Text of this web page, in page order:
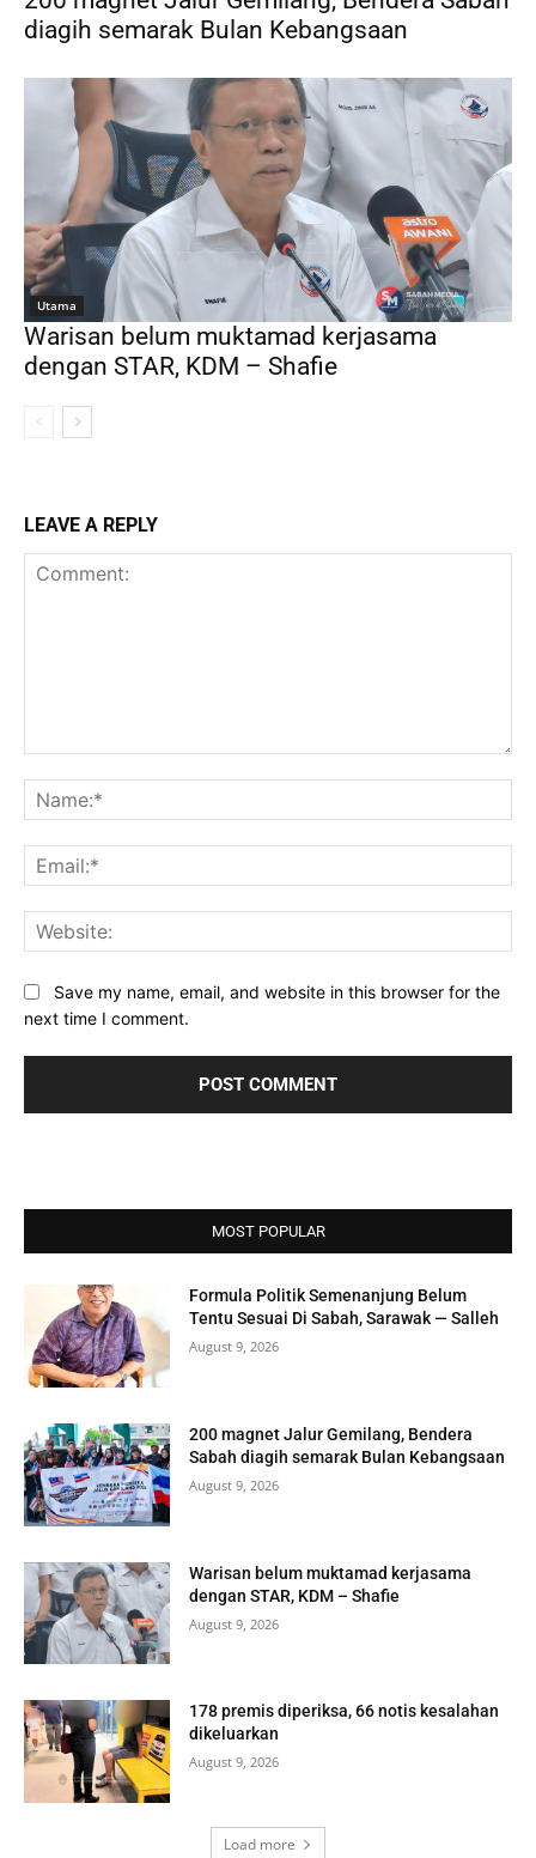
diagih semarak Bulan Kebangsaan
Utama
Warisan belum muktamad kerjasama
dengan STAR, KDM – Shafie
LEAVE A REPLY
Save my name, email, and website in this browser for the
next time I comment.
MOST POPULAR
Formula Politik Semenanjung Belum
Tentu Sesuai Di Sabah, Sarawak — Salleh
August 9, 2026
200 magnet Jalur Gemilang, Bendera
Sabah diagih semarak Bulan Kebangsaan
August 9, 2026
Warisan belum muktamad kerjasama
dengan STAR, KDM – Shafie
August 9, 2026
178 premis diperiksa, 66 notis kesalahan
dikeluarkan
August 9, 2026
Load more